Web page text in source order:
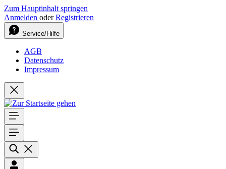
Zum Hauptinhalt springen
Anmelden oder Registrieren
Service/Hilfe
AGB
Datenschutz
Impressum